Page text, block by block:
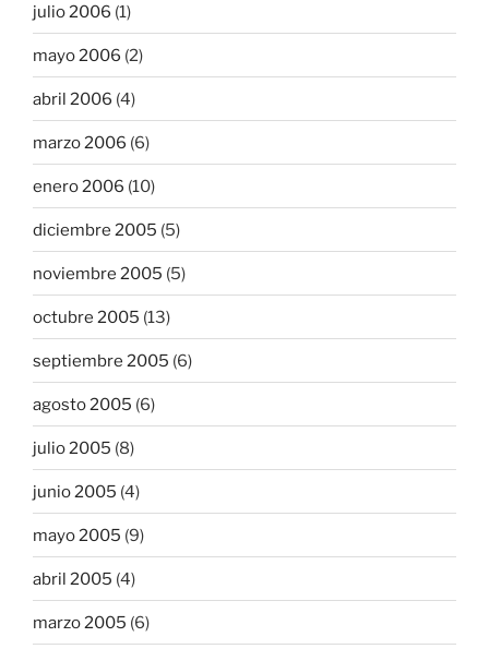
julio 2006 (1)
mayo 2006 (2)
abril 2006 (4)
marzo 2006 (6)
enero 2006 (10)
diciembre 2005 (5)
noviembre 2005 (5)
octubre 2005 (13)
septiembre 2005 (6)
agosto 2005 (6)
julio 2005 (8)
junio 2005 (4)
mayo 2005 (9)
abril 2005 (4)
marzo 2005 (6)